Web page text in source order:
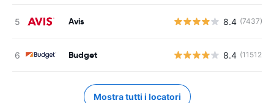
Avis 8.4 (7437)
Budget 8.4 (11512)
Mostra tutti i locatori